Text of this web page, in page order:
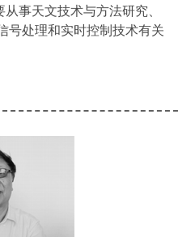
事天文技术与方法研究、
号处理和实时控制技术有关